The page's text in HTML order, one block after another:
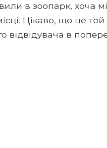
в зоопарк, хоча
Цікаво, що це
відвідувача в